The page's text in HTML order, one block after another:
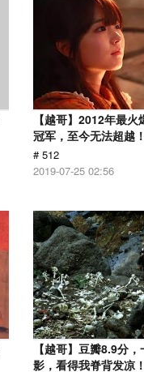
【越哥】2012年最
冠军，至今无法超越！
# 512
2019-07-25 02:56
【越哥】豆瓣8.9分
影，看得我脊背发凉！